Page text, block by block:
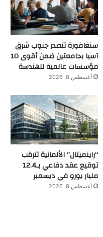
سنغافورة تتصدر جنوب شرق
آسيا بجامعتين ضمن أقوى 10
مؤسسات عالمية للهندسة
أغسطس 8, 2026
“راينميتال” الألمانية تترقب
توقيع عقد دفاعي بـ12.4
مليار يورو في ديسمبر
أغسطس 8, 2026